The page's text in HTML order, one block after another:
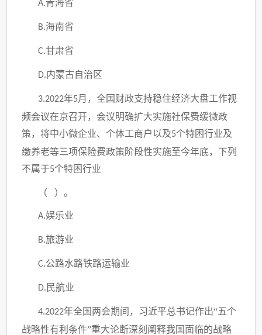
A.青海省
B.海南省
C.甘肃省
D.内蒙古自治区
3.2022年5月，全国财政支持稳住经济大盘工作视
频会议在京召开，会议明确扩大实施社保费缓微政
策，将中小微企业、个体工商户以及5个特困行业及
缴养老等三项保险费政策阶段性实施至今年底，下列
不属于5个特困行业
（ ）。
A.娱乐业
B.旅游业
C.公路水路铁路运输业
D. 民航业
4.2022年全国两会期间，习近平总书记作出“五个
战略性有利条件”重大论断深刻阐释我国面临的战略